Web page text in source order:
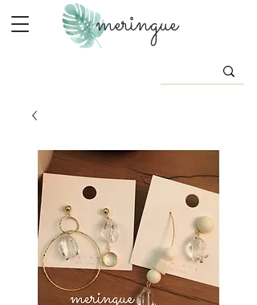
meringue